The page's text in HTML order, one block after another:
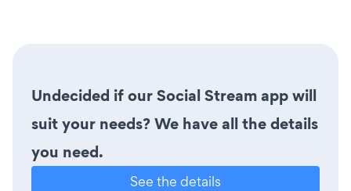
Undecided if our Social Stream app will
suit your needs? We have all the details
you need.
See the details